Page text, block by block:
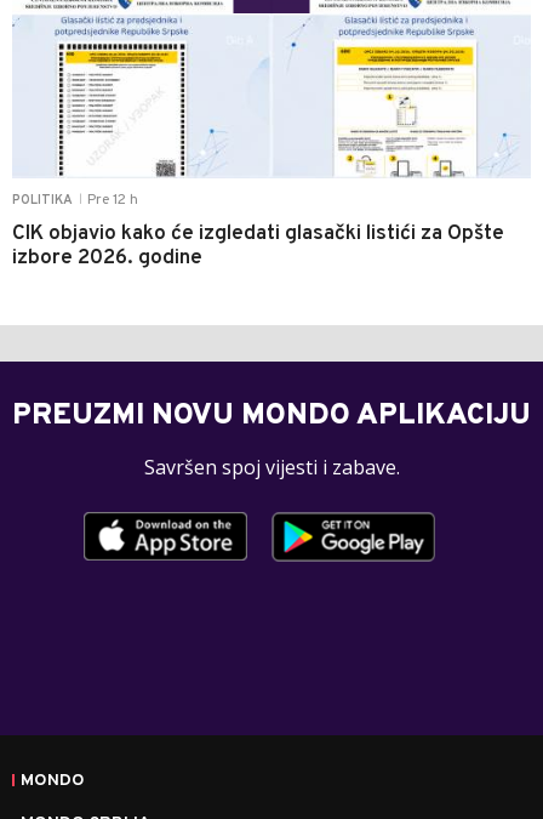
POLITIKA Pre 12 h
CIK objavio kako će izgledati glasački listići za Opšte
izbore 2026. godine
PREUZMI NOVU MONDO APLIKACIJU
Savršen spoj vijesti i zabave.
MONDO